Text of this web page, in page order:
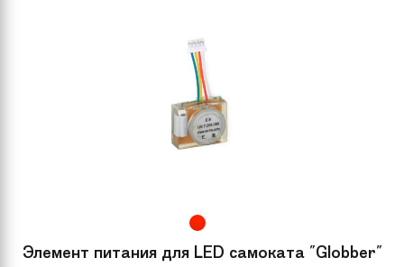
Элемент питания для LED самоката "Globber"